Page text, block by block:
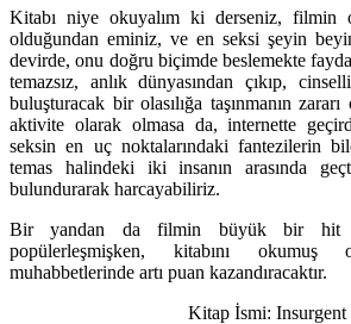
Kitabı niye okuyalım ki derseniz, filmin
olduğundan eminiz, ve en seksi şeyin
devirde, onu doğru biçimde beslemekte
temazsız, anlık dünyasından çıkıp,
buluşturacak bir olasılığa taşınmanın
aktivite olarak olmasa da, internette
seksin en uç noktalarındaki fantezilerin
temas halindeki iki insanın arasında
bulundurarak harcayabiliriz.
Bir yandan da filmin büyük bir hit
popülerleşmişken, kitabını
muhabbetlerinde artı puan kazandıracaktır.
Kitap İsmi: Insurgent